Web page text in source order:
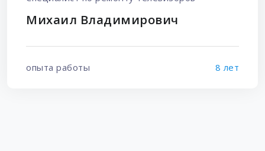
Михаил Владимирович
опыта работы 8 лет